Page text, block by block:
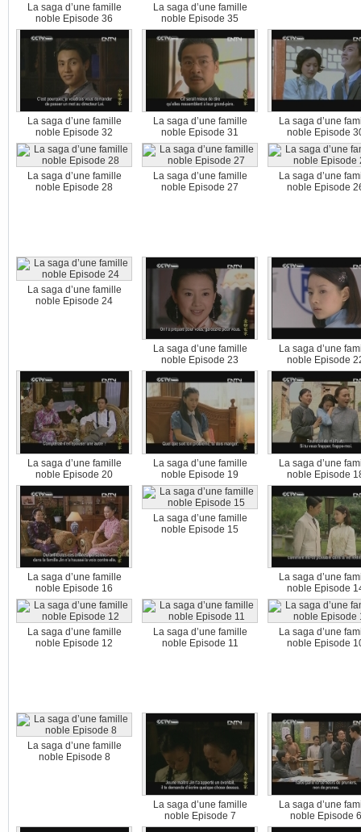
La saga d’une famille
noble Episode 36
La saga d’une famille
noble Episode 35
La saga d’une famille
noble Episode 32
La saga d’une famille
noble Episode 31
La saga d’une
noble Episode
La saga d’une famille
noble Episode 28
La saga d’une famille
noble Episode 27
La saga d’une
noble Episode
La saga d’une famille
noble Episode 24
La saga d’une famille
noble Episode 23
La saga d’une
noble Episode
La saga d’une famille
noble Episode 20
La saga d’une famille
noble Episode 19
La saga d’une
noble Episode
La saga d’une famille
noble Episode 16
La saga d’une famille
noble Episode 15
La saga d’une
noble Episode
La saga d’une famille
noble Episode 12
La saga d’une famille
noble Episode 11
La saga d’une
noble Episode
La saga d’une famille
noble Episode 8
La saga d’une famille
noble Episode 7
La saga d’une
noble Episode 6